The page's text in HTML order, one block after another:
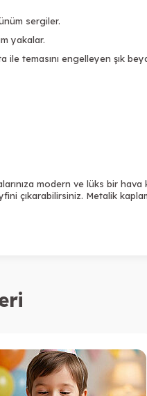
sergiler.
yakalar.
temasını engelleyen şık
modern ve lüks bir
çıkarabilirsiniz. Metalik